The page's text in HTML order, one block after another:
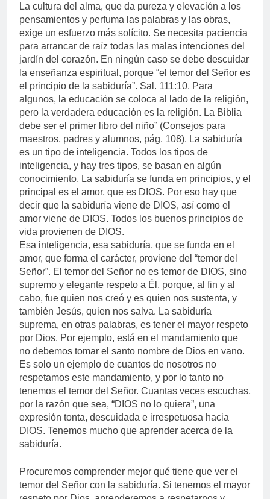
La cultura del alma, que da pureza y elevación a los
pensamientos y perfuma las palabras y las obras,
exige un esfuerzo más solícito. Se necesita paciencia
para arrancar de raíz todas las malas intenciones del
jardín del corazón. En ningún caso se debe descuidar
la enseñanza espiritual, porque “el temor del Señor es
el principio de la sabiduría”. Sal. 111:10. Para
algunos, la educación se coloca al lado de la religión,
pero la verdadera educación es la religión. La Biblia
debe ser el primer libro del niño” (Consejos para
maestros, padres y alumnos, pág. 108). La sabiduría
es un tipo de inteligencia. Todos los tipos de
inteligencia, y hay tres tipos, se basan en algún
conocimiento. La sabiduría se funda en principios, y el
principal es el amor, que es DIOS. Por eso hay que
decir que la sabiduría viene de DIOS, así como el
amor viene de DIOS. Todos los buenos principios de
vida provienen de DIOS.
Esa inteligencia, esa sabiduría, que se funda en el
amor, que forma el carácter, proviene del “temor del
Señor”. El temor del Señor no es temor de DIOS, sino
supremo y elegante respeto a Él, porque, al fin y al
cabo, fue quien nos creó y es quien nos sustenta, y
también Jesús, quien nos salva. La sabiduría
suprema, en otras palabras, es tener el mayor respeto
por Dios. Por ejemplo, está en el mandamiento que
no debemos tomar el santo nombre de Dios en vano.
Es solo un ejemplo de cuantos de nosotros no
respetamos este mandamiento, y por lo tanto no
tenemos el temor del Señor. Cuantas veces escuchas,
por la razón que sea, “DIOS no lo quiera”, una
expresión tonta, descuidada e irrespetuosa hacia
DIOS. Tenemos mucho que aprender acerca de la
sabiduría.
Procuremos comprender mejor qué tiene que ver el
temor del Señor con la sabiduría. Si tenemos el mayor